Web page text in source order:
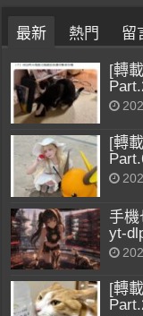
最新 熱門 留
[轉
[轉
手機
yt-
[轉